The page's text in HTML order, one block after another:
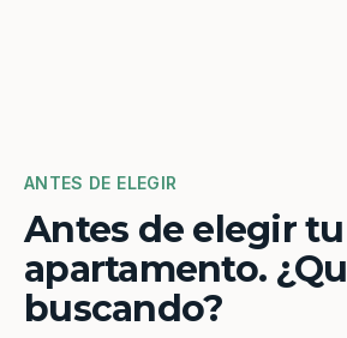
ANTES DE ELEGIR
Antes de elegir tu
apartamento.
buscando?